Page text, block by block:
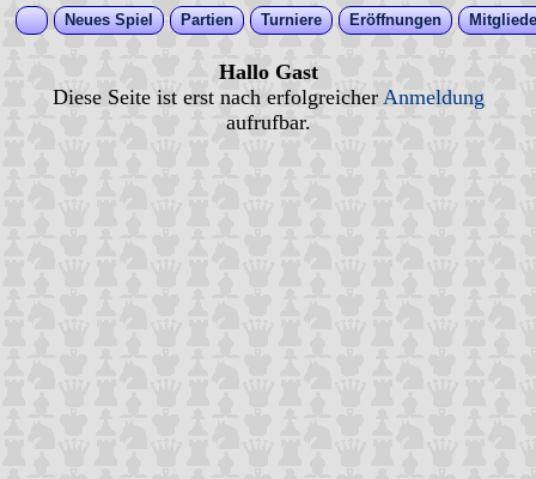
Neues Spiel Partien Turniere Eröffnungen
Hallo Gast
Diese Seite ist erst nach erfolgreicher Anmeldung
aufrufbar.